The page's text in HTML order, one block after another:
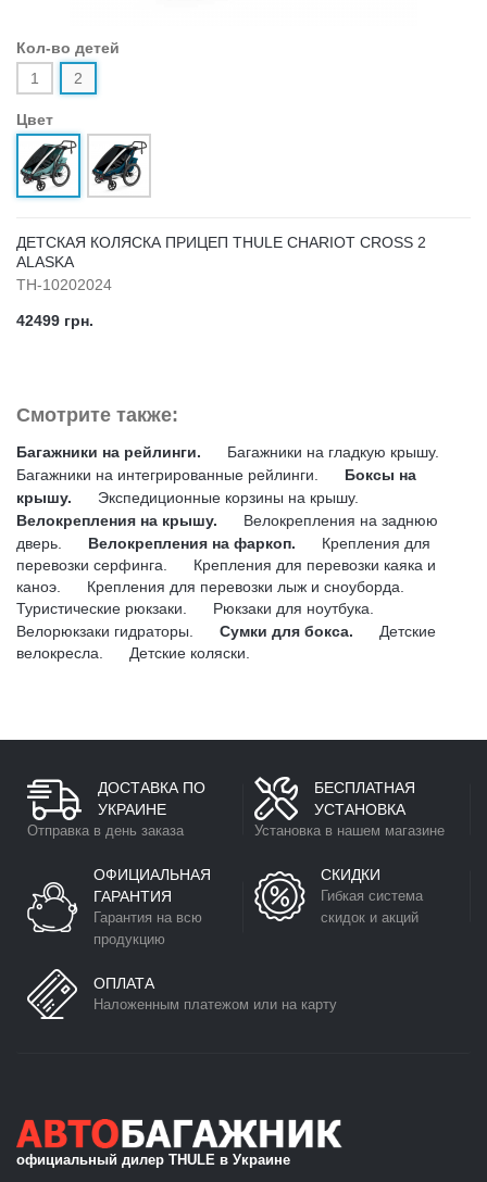
Кол-во детей
1
2
Цвет
ДЕТСКАЯ КОЛЯСКА ПРИЦЕП THULE CHARIOT CROSS 2
ALASKA
TH-10202024
42499 грн.
Смотрите также:
Багажники на рейлинги.
Багажники на гладкую крышу.
Багажники на интегрированные рейлинги.
Боксы на
крышу.
Экспедиционные корзины на крышу.
Велокрепления на крышу.
Велокрепления на заднюю
дверь.
Велокрепления на фаркоп.
Крепления для
перевозки серфинга.
Крепления для перевозки каяка и
каноэ.
Крепления для перевозки лыж и сноуборда.
Туристические рюкзаки.
Рюкзаки для ноутбука.
Велорюкзаки гидраторы.
Сумки для бокса.
Детские
велокресла.
Детские коляски.
ДОСТАВКА ПО
УКРАИНЕ
Отправка в день заказа
БЕСПЛАТНАЯ
УСТАНОВКА
Установка в нашем магазине
ОФИЦИАЛЬНАЯ
ГАРАНТИЯ
Гарантия на всю
продукцию
СКИДКИ
Гибкая система
скидок и акций
ОПЛАТА
Наложенным платежом или на карту
официальный дилер THULE в Украине